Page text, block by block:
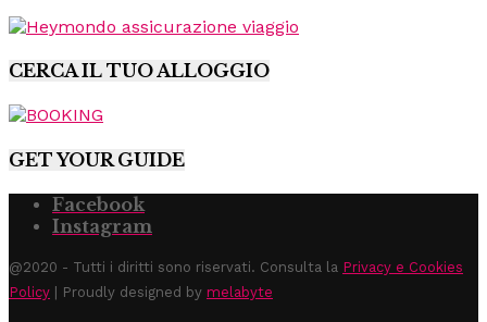
CERCA IL TUO ALLOGGIO
GET YOUR GUIDE
Facebook
Instagram
@2020 - Tutti i diritti sono riservati. Consulta la Privacy e Cookies
Policy | Proudly designed by melabyte